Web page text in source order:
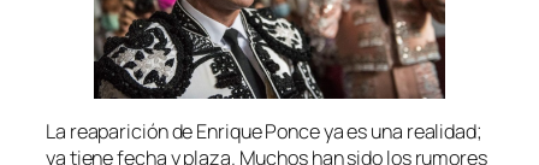
La reaparición de Enrique Ponce ya es una realidad;
ya tiene fecha y plaza. Muchos han sido los rumores